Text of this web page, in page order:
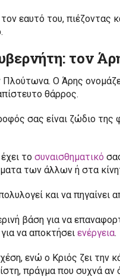
εαυτό του, πιέζοντας
τον
Πλούτωνα. Ο Άρης
θάρρος.
σας είναι ζώδιο της
το συναισθηματικό
των άλλων ή στα
και να πηγαίνει
βάση για να
να αποκτήσει ενέργεια.
ενώ ο Κριός ζει την
πράγμα που συχνά αν